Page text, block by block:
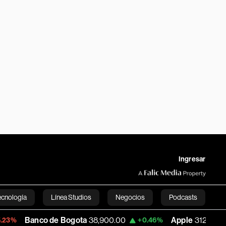
Ingresar
Línea Studios Negocios Podcasts
English
de Bogota 38,900.00 +0.46% Apple 312.53 +0.51%